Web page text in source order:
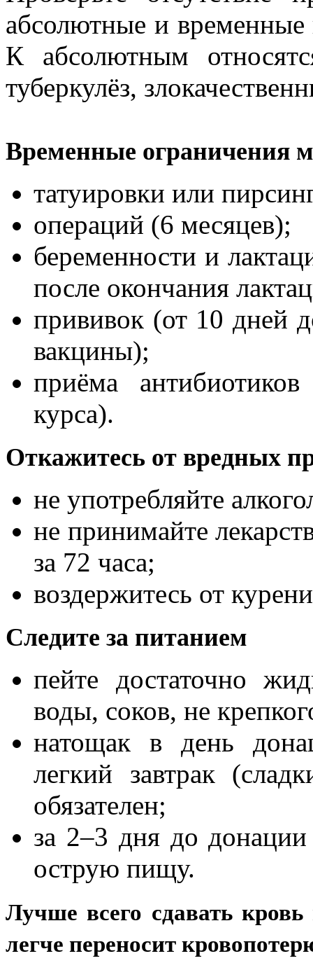
абсолютные и временные
К абсолютным
туберкулёз,
Временные ограничения
татуировки или
операций (6 месяцев);
беременности и
после окончания
прививок (от 10 дней
вакцины);
приёма
курса).
Откажитесь от вредных
не употребляйте
не принимайте
за 72 часа;
воздержитесь от
Следите за питанием
пейте достаточно
воды, соков, не
натощак в день
легкий завтрак
обязателен;
за 2–3 дня до
острую пищу.
Лучше всего сдавать
легче переносит